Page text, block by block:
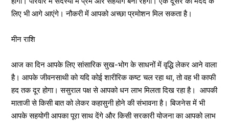
लिए भी आगे आएंगे। नौकरी में आपको अच्छा प्रमोशन मिल सकता है।
मीन राशि
आज का दिन आपके लिए सांसारिक सुख-भोग के साधनों में वृद्धि लेकर आने वाला
है। आपके जीवनसाथी को यदि कोई शारीरिक कष्ट चल रहा था, तो वह भी काफी
हद तक दूर होगा। ससुराल पक्ष से आपको धन लाभ मिलता दिख रहा है। आपकी
माताजी से किसी बात को लेकर कहासुनी होने की संभावना है। बिजनेस में भी
आपके सहयोगी आपका पूरा साथ देंगे और किसी सरकारी योजना का आपको लाभ